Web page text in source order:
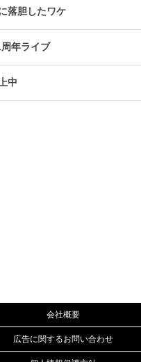
落胆したワケ
年ライブ
中
会社概要
広告に関するお問い合わせ